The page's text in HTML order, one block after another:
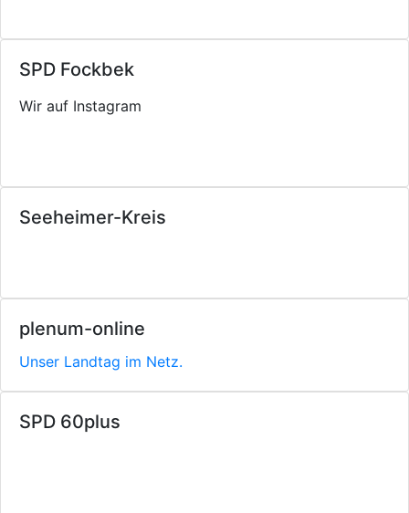
SPD Fockbek
Wir auf Instagram
Seeheimer-Kreis
plenum-online
Unser Landtag im Netz.
SPD 60plus